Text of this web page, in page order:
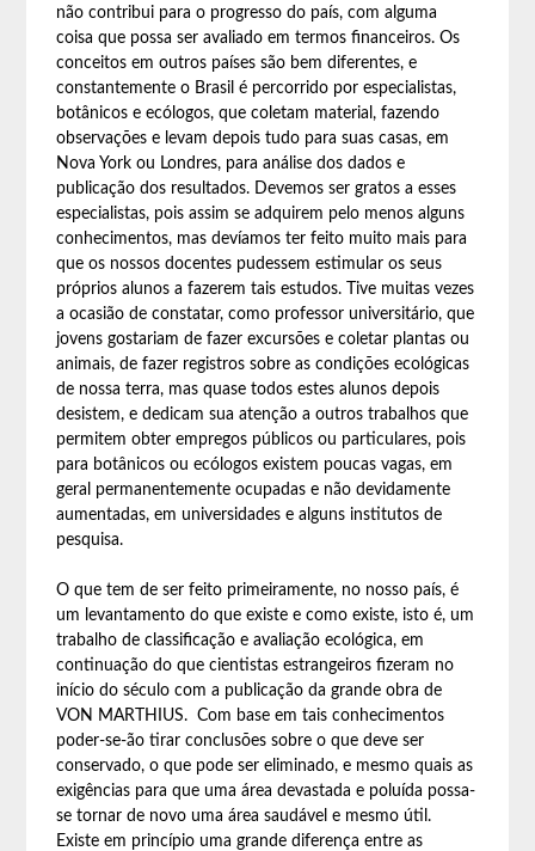
não contribui para o progresso do país, com alguma
coisa que possa ser avaliado em termos financeiros. Os
conceitos em outros países são bem diferentes, e
constantemente o Brasil é percorrido por especialistas,
botânicos e ecólogos, que coletam material, fazendo
observações e levam depois tudo para suas casas, em
Nova York ou Londres, para análise dos dados e
publicação dos resultados. Devemos ser gratos a esses
especialistas, pois assim se adquirem pelo menos alguns
conhecimentos, mas devíamos ter feito muito mais para
que os nossos docentes pudessem estimular os seus
próprios alunos a fazerem tais estudos. Tive muitas vezes
a ocasião de constatar, como professor universitário, que
jovens gostariam de fazer excursões e coletar plantas ou
animais, de fazer registros sobre as condições ecológicas
de nossa terra, mas quase todos estes alunos depois
desistem, e dedicam sua atenção a outros trabalhos que
permitem obter empregos públicos ou particulares, pois
para botânicos ou ecólogos existem poucas vagas, em
geral permanentemente ocupadas e não devidamente
aumentadas, em universidades e alguns institutos de
pesquisa.
O que tem de ser feito primeiramente, no nosso país, é
um levantamento do que existe e como existe, isto é, um
trabalho de classificação e avaliação ecológica, em
continuação do que cientistas estrangeiros fizeram no
início do século com a publicação da grande obra de
VON MARTHIUS. Com base em tais conhecimentos
poder-se-ão tirar conclusões sobre o que deve ser
conservado, o que pode ser eliminado, e mesmo quais as
exigências para que uma área devastada e poluída possa-
se tornar de novo uma área saudável e mesmo útil.
Existe em princípio uma grande diferença entre as